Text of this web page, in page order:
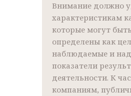
Внимание должно
характеристикам
которые могут быть
определены как
наблюдаемые и
показатели
деятельности. К
компаниям,